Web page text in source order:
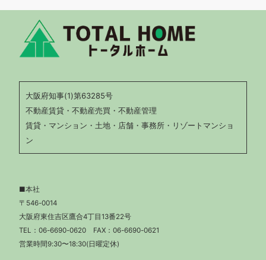
大阪府知事(1)第63285号
不動産賃貸・不動産売買・不動産管理
賃貸・マンション・土地・店舗・事務所・リゾートマンショ
ン
■本社
〒546-0014
大阪府東住吉区鷹合4丁目13番22号
TEL： 06-6690-0620 FAX：06-6690-0621
営業時間9:30〜18:30(日曜定休)